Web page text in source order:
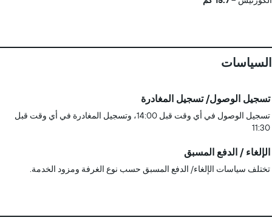
السياسات
تسجيل الوصول/ تسجيل المغادرة
تسجيل الوصول في أي وقت قبل 14:00، وتسجيل المغادرة في أي وقت قبل
11:30
الإلغاء / الدفع المسبق
تختلف سياسات الإلغاء/ الدفع المسبق حسب نوع الغرفة ومزود الخدمة.